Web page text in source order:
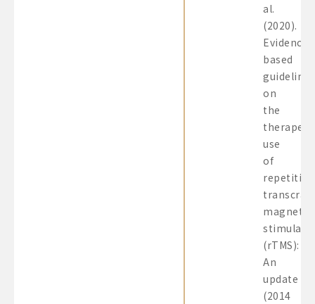
al.
(2020).
Evidence-
based
guidelines
on
the
use
of
repetitive
magnetic
(rTMS):
An
update
(2014